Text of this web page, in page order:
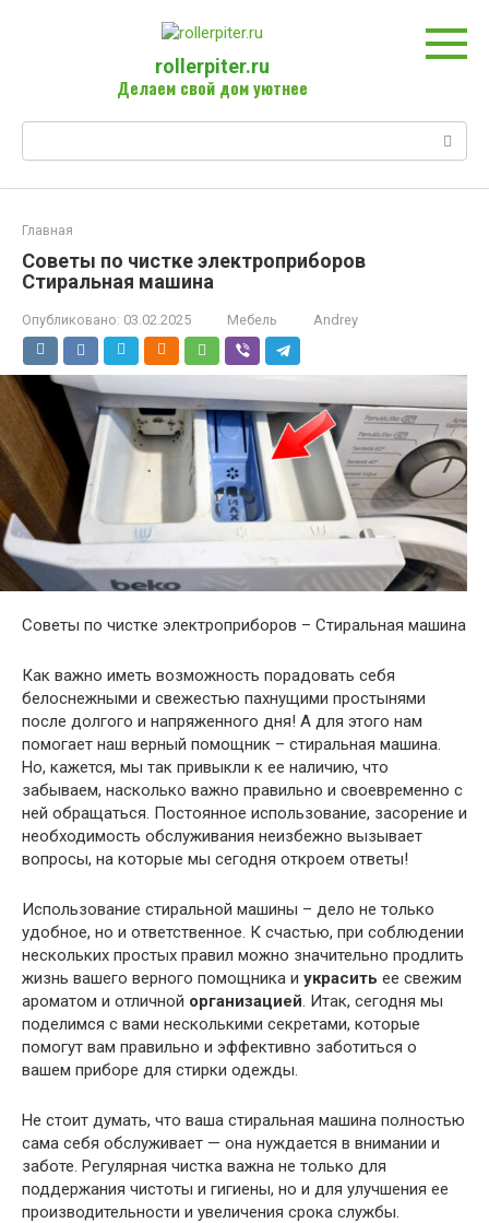
rollerpiter.ru
Делаем свой дом уютнее
Главная
Советы по чистке электроприборов
Стиральная машина
Опубликовано: 03.02.2025 Мебель Andrey
Советы по чистке электроприборов – Стиральная машина
Как важно иметь возможность порадовать себя
белоснежными и свежестью пахнущими простынями
после долгого и напряженного дня! А для этого нам
помогает наш верный помощник – стиральная машина.
Но, кажется, мы так привыкли к ее наличию, что
забываем, насколько важно правильно и своевременно с
ней обращаться. Постоянное использование, засорение и
необходимость обслуживания неизбежно вызывает
вопросы, на которые мы сегодня откроем ответы!
Использование стиральной машины – дело не только
удобное, но и ответственное. К счастью, при соблюдении
нескольких простых правил можно значительно продлить
жизнь вашего верного помощника и украсить ее свежим
ароматом и отличной организацией . Итак, сегодня мы
поделимся с вами несколькими секретами, которые
помогут вам правильно и эффективно заботиться о
вашем приборе для стирки одежды.
Не стоит думать, что ваша стиральная машина полностью
сама себя обслуживает — она нуждается в внимании и
заботе. Регулярная чистка важна не только для
поддержания чистоты и гигиены, но и для улучшения ее
производительности и увеличения срока службы.